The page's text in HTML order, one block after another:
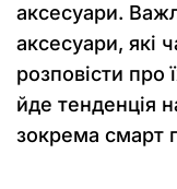
аксесуари.
аксесуари, які
розповісти про
йде тенденція
зокрема смарт